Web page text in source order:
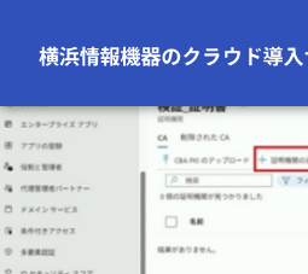
次の画像